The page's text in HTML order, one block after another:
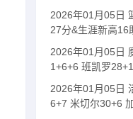
2026年01月05日
27分&生涯新高16
2026年01月05日
1+6+6 班凯罗
2026年01月05日
6+7 米切尔30+6